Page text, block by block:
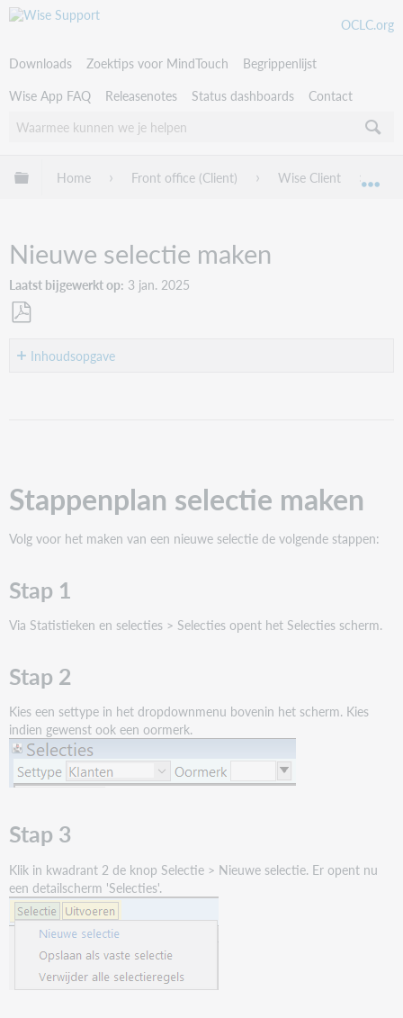
OCLC.org
Downloads Zoektips voor MindTouch
Begrippenlijst
Wise App FAQ
Releasenotes Status dashboards Contact
Uitklappen/inklappen van globale hiërarchie
Home Front office (Client) Wise Client
Nieuwe selectie maken
Laatst bijgewerkt op 3 jan. 2025
PDFInhoudsopgave
Stap
2
Stap
4
5
6
Stap
7
Job
afbreken
Stappenplan selectie maken
Volg voor het maken van een nieuwe selectie de volgende stappen:
Stap 1
Via Statistieken en selecties > Selecties opent het Selecties scherm.
Stap 2
Kies een settype in het dropdownmenu bovenin het scherm. Kies
indien gewenst ook een oormerk.
Stap 3
Klik in kwadrant 2 de knop Selectie > Nieuwe selectie. Er opent nu
een detailscherm 'Selecties'.